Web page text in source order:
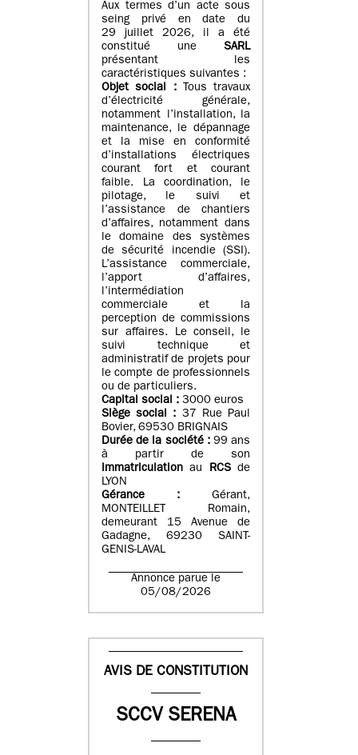
Aux termes d’un acte sous
seing privé en date du
29 juillet 2026, il a été
constitué une SARL
présentant les
caractéristiques suivantes :
Objet social :
Tous travaux
d’électricité générale,
notamment l’installation, la
maintenance, le dépannage
et la mise en conformité
d’installations électriques
courant fort et courant
faible. La coordination, le
pilotage, le suivi et
l’assistance de chantiers
d’affaires, notamment dans
le domaine des systèmes
de sécurité incendie (SSI).
L’assistance commerciale,
l’apport d’affaires,
l’intermédiation
commerciale et la
perception de commissions
sur affaires. Le conseil, le
suivi technique et
administratif de projets pour
le compte de professionnels
ou de particuliers.
Capital social : 3000 euros
Siège social : 37 Rue Paul
Bovier, 69530 BRIGNAIS
Durée de la société : 99 ans
à partir de son
immatriculation au RCSde
LYON
Gérance :
Gérant,
MONTEILLET Romain,
demeurant 15 Avenue de
Gadagne, 69230 SAINT-
GENIS-LAVAL
Annonce parue le
05/08/2026
AVIS DE CONSTITUTION
SCCV SERENA